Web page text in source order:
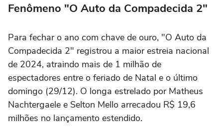
Fenômeno "O Auto da Compadecida 2"
Para fechar o ano com chave de ouro, "O Auto da
Compadecida 2" registrou a maior estreia nacional
de 2024, atraindo mais de 1 milhão de
espectadores entre o feriado de Natal e o último
domingo (29/12). O longa estrelado por Matheus
Nachtergaele e Selton Mello arrecadou R$ 19,6
milhões no lançamento estendido.